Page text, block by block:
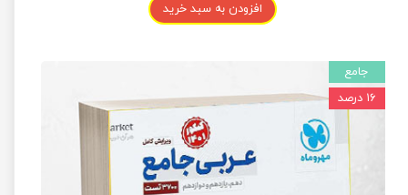
افزودن به سبد خرید
جامع
۱۶ درصد